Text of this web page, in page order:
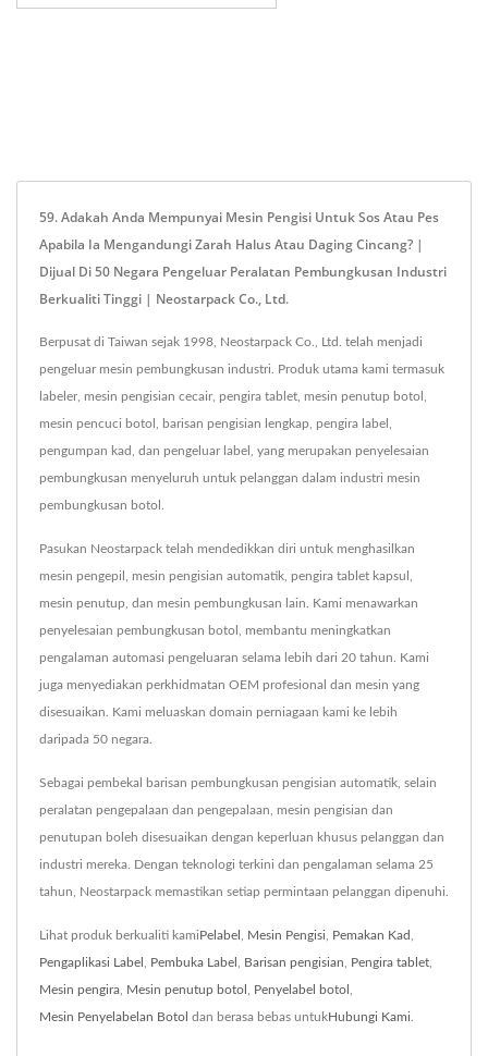
59. Adakah Anda Mempunyai Mesin Pengisi Untuk Sos Atau Pes
Apabila Ia Mengandungi Zarah Halus Atau Daging Cincang? |
Dijual Di 50 Negara Pengeluar Peralatan Pembungkusan Industri
Berkualiti Tinggi | Neostarpack Co., Ltd.
Berpusat di Taiwan sejak 1998, Neostarpack Co., Ltd. telah menjadi
pengeluar mesin pembungkusan industri. Produk utama kami termasuk
labeler, mesin pengisian cecair, pengira tablet, mesin penutup botol,
mesin pencuci botol, barisan pengisian lengkap, pengira label,
pengumpan kad, dan pengeluar label, yang merupakan penyelesaian
pembungkusan menyeluruh untuk pelanggan dalam industri mesin
pembungkusan botol.
Pasukan Neostarpack telah mendedikkan diri untuk menghasilkan
mesin pengepil, mesin pengisian automatik, pengira tablet kapsul,
mesin penutup, dan mesin pembungkusan lain. Kami menawarkan
penyelesaian pembungkusan botol, membantu meningkatkan
pengalaman automasi pengeluaran selama lebih dari 20 tahun. Kami
juga menyediakan perkhidmatan OEM profesional dan mesin yang
disesuaikan. Kami meluaskan domain perniagaan kami ke lebih
daripada 50 negara.
Sebagai pembekal barisan pembungkusan pengisian automatik, selain
peralatan pengepalaan dan pengepalaan, mesin pengisian dan
penutupan boleh disesuaikan dengan keperluan khusus pelanggan dan
industri mereka. Dengan teknologi terkini dan pengalaman selama 25
tahun, Neostarpack memastikan setiap permintaan pelanggan dipenuhi.
Lihat produk berkualiti kami Pelabel Mesin Pengisi Pemakan Kad
Pengaplikasi Label Pembuka Label Barisan pengisian Pengira tablet
Mesin pengira Mesin penutup botol Penyelabel botol
Mesin Penyelabelan Botol dan berasa bebas untukHubungi Kami